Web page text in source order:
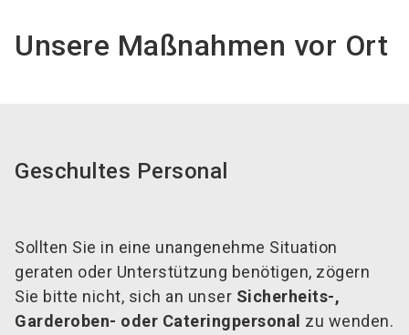
Unsere Maßnahmen vor Ort
Geschultes Personal
Sollten Sie in eine unangenehme Situation
geraten oder Unterstützung benötigen, zögern
Sie bitte nicht, sich an unser Sicherheits-,
Garderoben- oder Cateringpersonal zu wenden.